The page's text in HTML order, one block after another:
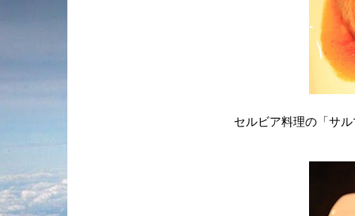
セルビア料理の「サ